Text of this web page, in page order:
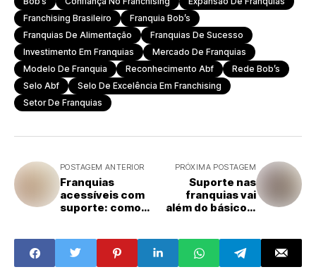
Franchising Brasileiro
Franquia Bob’s
Franquias De Alimentação
Franquias De Sucesso
Investimento Em Franquias
Mercado De Franquias
Modelo De Franquia
Reconhecimento Abf
Rede Bob’s
Selo Abf
Selo De Excelência Em Franchising
Setor De Franquias
POSTAGEM ANTERIOR
Franquias
acessíveis com
suporte: como
no
empreendedoris
mo
PRÓXIMA POSTAGEM
Suporte nas
franquias vai
além do básico e